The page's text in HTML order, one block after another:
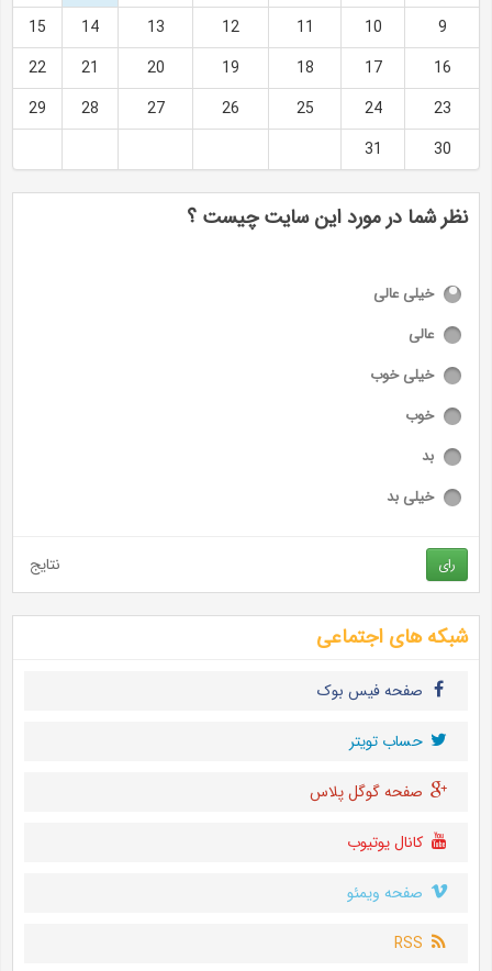
9
10
11
12
13
14
15
16
17
18
19
20
21
22
23
24
25
26
27
28
29
30
31
نظر شما در مورد این سایت چیست ؟
خیلی عالی
عالی
خیلی خوب
خوب
بد
خیلی بد
رای نتایج
شبکه های اجتماعی
صفحه فیس بوک
حساب تويتر
صفحه گوگل پلاس
کانال یوتیوب
صفحه ویمئو
RSS